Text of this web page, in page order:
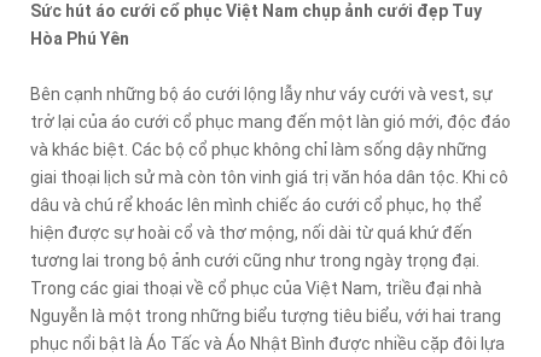
Sức hút áo cưới cổ phục Việt Nam chụp ảnh cưới đẹp Tuy
Hòa Phú Yên
Bên cạnh những bộ áo cưới lộng lẫy như váy cưới và vest, sự
trở lại của áo cưới cổ phục mang đến một làn gió mới, độc đáo
và khác biệt. Các bộ cổ phục không chỉ làm sống dậy những
giai thoại lịch sử mà còn tôn vinh giá trị văn hóa dân tộc. Khi cô
dâu và chú rể khoác lên mình chiếc áo cưới cổ phục, họ thể
hiện được sự hoài cổ và thơ mộng, nối dài từ quá khứ đến
tương lai trong bộ ảnh cưới cũng như trong ngày trọng đại.
Trong các giai thoại về cổ phục của Việt Nam, triều đại nhà
Nguyễn là một trong những biểu tượng tiêu biểu, với hai trang
phục nổi bật là Áo Tấc và Áo Nhật Bình được nhiều cặp đôi lựa